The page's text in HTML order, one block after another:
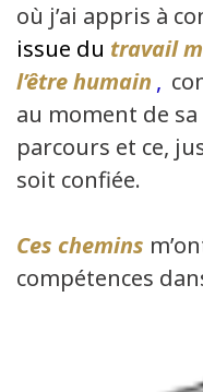
où j’ai appris à
issue du travail
l’être humain ,
au moment de
parcours et ce,
soit confiée.
Ces chemins
compétences